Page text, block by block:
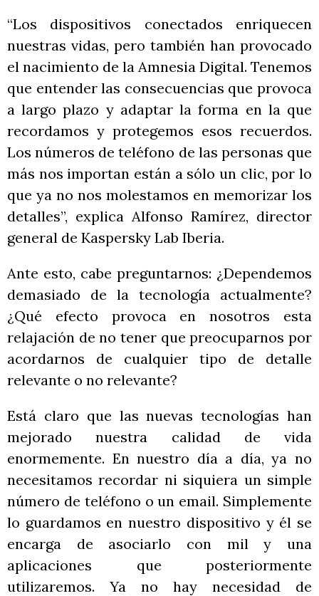
“Los dispositivos conectados enriquecen
nuestras vidas, pero también han provocado
el nacimiento de la Amnesia Digital. Tenemos
que entender las consecuencias que provoca
a largo plazo y adaptar la forma en la que
recordamos y protegemos esos recuerdos.
Los números de teléfono de las personas que
más nos importan están a sólo un clic, por lo
que ya no nos molestamos en memorizar los
detalles”, explica Alfonso Ramírez, director
general de Kaspersky Lab Iberia.
Ante esto, cabe preguntarnos: ¿Dependemos
demasiado de la tecnología actualmente?
¿Qué efecto provoca en nosotros esta
relajación de no tener que preocuparnos por
acordarnos de cualquier tipo de detalle
relevante o no relevante?
Está claro que las nuevas tecnologías han
mejorado nuestra calidad de vida
enormemente. En nuestro día a día, ya no
necesitamos recordar ni siquiera un simple
número de teléfono o un email. Simplemente
lo guardamos en nuestro dispositivo y él se
encarga de asociarlo con mil y una
aplicaciones que posteriormente
utilizaremos. Ya no hay necesidad de